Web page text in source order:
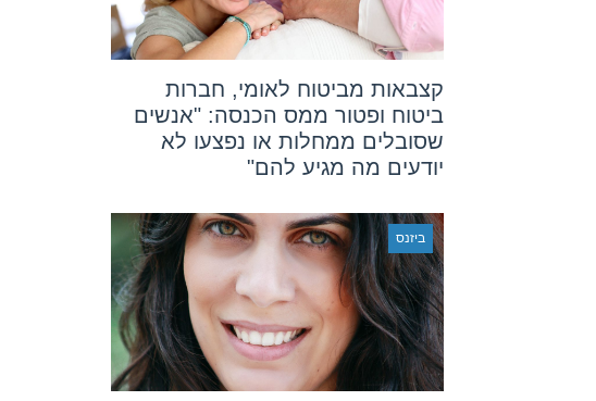
קצבאות מביטוח לאומי, חברות
ביטוח ופטור ממס הכנסה: "אנשים
שסובלים ממחלות או נפצעו לא
יודעים מה מגיע להם"
ביזנס